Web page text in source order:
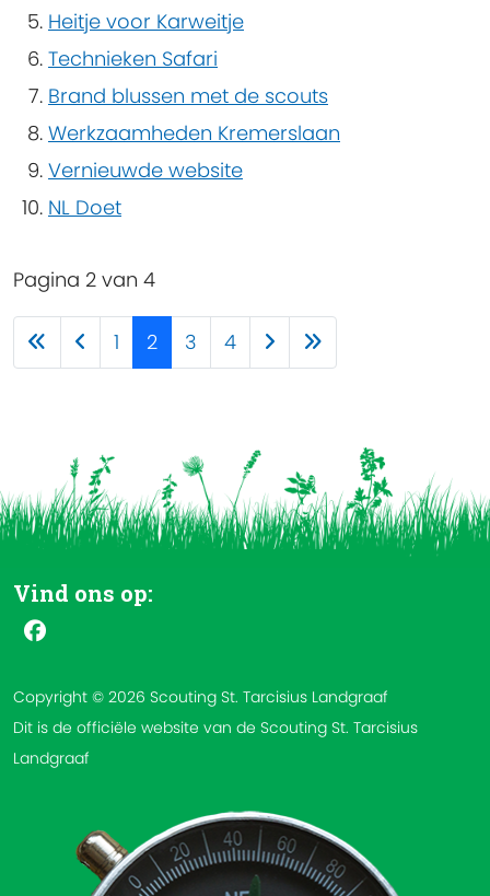
Heitje voor Karweitje
Technieken Safari
Brand blussen met de scouts
Werkzaamheden Kremerslaan
Vernieuwde website
NL Doet
Pagina 2 van 4
1 2 3 4
Vind ons op:
Copyright © 2026 Scouting St. Tarcisius Landgraaf
Dit is de officiële website van de Scouting St. Tarcisius
Landgraaf